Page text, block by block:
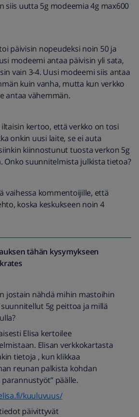
siis uutta 5g modeemia 4g max600
päivisin nopeudeksi noin 50 ja
modeemi antaa päivisin yli sata,
vain 3-4. Uusi modeemi siis antaa
kuin vanha, mutta kun verkko
antaa vähemmän.
kertoo, että verkko on tosi
onkin uusi laite, se ei auta
kiinnostunut tuosta verkon 5g
Onko suunnitelmista julkista tietoa?
vaihessa kommentoijille, että
koska keskukseen noin 4
tähän kysymykseen
jostain nähdä mihin mastoihin
suunnitellut 5g peittoa ja millä
Elisa kertoilee
Elisan verkkokartasta
tietoja , kun klikkaa
reunan palkista kohdan
parannustyöt” päälle.
kuuluvuus/
päivittyvät